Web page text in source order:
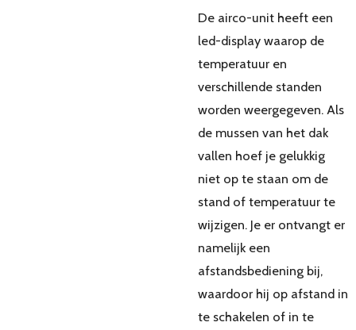
De airco-unit heeft een
led-display waarop de
temperatuur en
verschillende standen
worden weergegeven. Als
de mussen van het dak
vallen hoef je gelukkig
niet op te staan om de
stand of temperatuur te
wijzigen. Je er ontvangt er
namelijk een
afstandsbediening bij,
waardoor hij op afstand in
te schakelen of in te